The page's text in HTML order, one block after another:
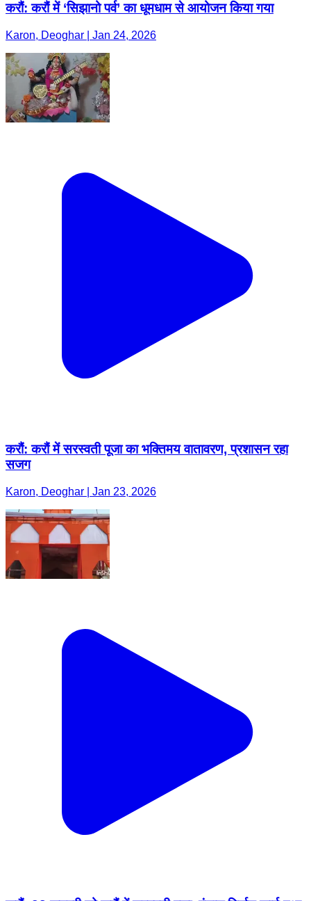
करौं: करौं में ‘सिझानो पर्व’ का धूमधाम से आयोजन किया गया
Karon, Deoghar | Jan 24, 2026
करौं: करौं में सरस्वती पूजा का भक्तिमय वातावरण, प्रशासन रहा
सजग
Karon, Deoghar | Jan 23, 2026